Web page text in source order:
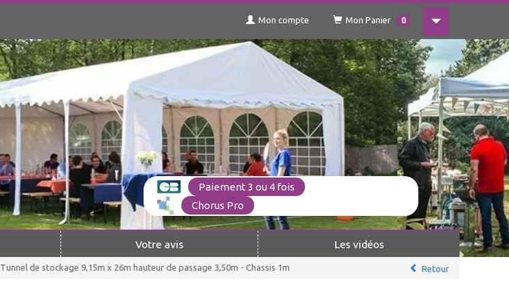
Mon compte Mon Panier 0
Paiement 3 ou 4 fois
Chorus Pro
Votre avis Les vidéos
Tunnel de stockage 9,15m x 26m hauteur de passage 3,50m - Chassis 1m Retour